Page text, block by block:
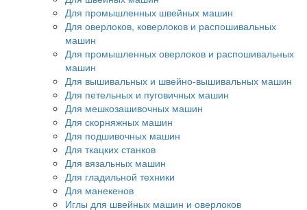
Для промышленных швейных машин
Для оверлоков, коверлоков и распошивальных
машин
Для промышленных оверлоков и распошивальных
машин
Для вышивальных и швейно-вышивальных машин
Для петельных и пуговичных машин
Для мешкозашивочных машин
Для скорняжных машин
Для подшивочных машин
Для ткацких станков
Для вязальных машин
Для гладильной техники
Для манекенов
Иглы для швейных машин и оверлоков